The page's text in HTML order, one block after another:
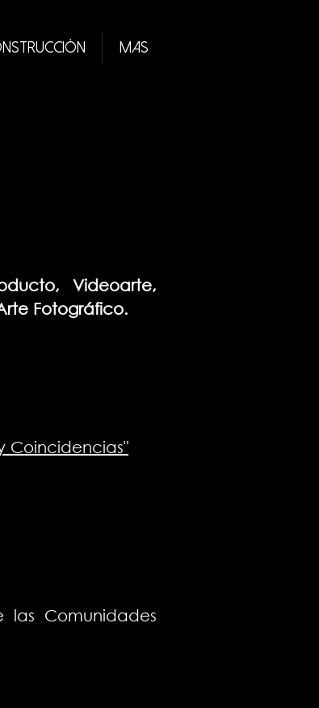
MAS
Videoarte,
Fotográfico.
Coincidencias"
las Comunidades